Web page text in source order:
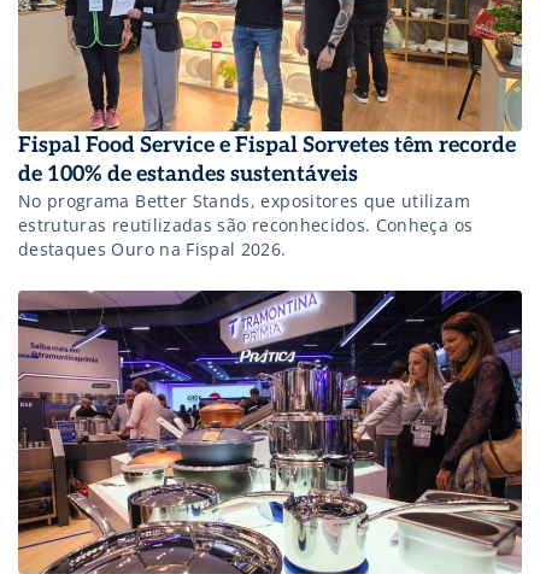
Fispal Food Service e Fispal Sorvetes têm recorde
de 100% de estandes sustentáveis
No programa Better Stands, expositores que utilizam
estruturas reutilizadas são reconhecidos. Conheça os
destaques Ouro na Fispal 2026.